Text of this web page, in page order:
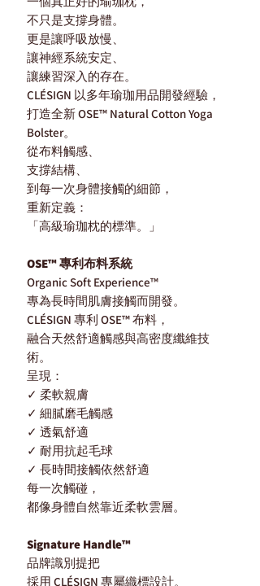
不只是支撐身體。
更是讓呼吸放慢、
讓神經系統安定、
讓練習深入的存在。
CLÉSIGN 以多年瑜珈用品開發經驗，
打造全新 OSE™ Natural Cotton Yoga
Bolster。
從布料觸感、
支撐結構、
到每一次身體接觸的細節，
重新定義：
「高級瑜珈枕的標準。」
OSE™ 專利布料系統
Organic Soft Experience™
專為長時間肌膚接觸而開發。
CLÉSIGN 專利 OSE™ 布料，
融合天然舒適觸感與高密度纖維技
術。
呈現：
✓ 柔軟親膚
✓ 細膩磨毛觸感
✓ 透氣舒適
✓ 耐用抗起毛球
✓ 長時間接觸依然舒適
每一次觸碰，
都像身體自然靠近柔軟雲層。
Signature Handle™
品牌識別提把
採用 CLÉSIGN 專屬織標設計。